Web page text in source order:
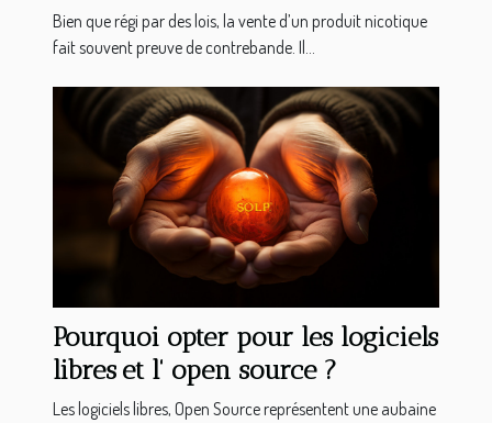
Bien que régi par des lois, la vente d’un produit nicotique
fait souvent preuve de contrebande. Il...
Pourquoi opter pour les logiciels
libres et l' open source ?
Les logiciels libres, Open Source représentent une aubaine